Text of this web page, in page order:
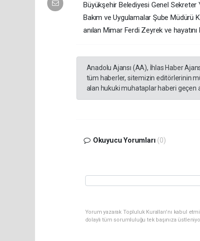
Büyükşehir Belediyesi Genel Sekreter
Bakım ve Uygulamalar Şube Müdürü
anılan Mimar Ferdi Zeyrek ve
Anadolu Ajansı (AA), İhlas Haber
tüm haberler, sitemizin editörlerinin
alan hukuki muhataplar haberi
Okuyucu Yorumları (0)
Yorum yazarak Topluluk Kuralları’nı kabul
dolaylı tüm sorumluluğu tek başınıza